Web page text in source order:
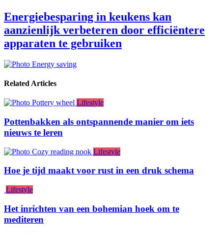
Energiebesparing in keukens kan
aanzienlijk verbeteren door efficiëntere
apparaten te gebruiken
Related Articles
Lifestyle
Pottenbakken als ontspannende manier om iets
nieuws te leren
Lifestyle
Hoe je tijd maakt voor rust in een druk schema
Lifestyle
Het inrichten van een bohemian hoek om te
mediteren